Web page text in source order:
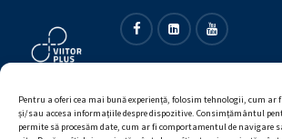
Pentru a oferi cea mai bună experiență, folosim tehnologii, cum ar
și/sau accesa informațiile despre dispozitive. Consimțământul
permite să procesăm date, cum ar fi comportamentul de navigare
FacebookLinkedinYoutube